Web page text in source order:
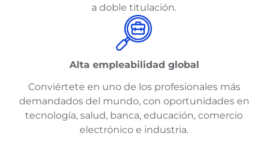
a doble titulación.
Alta empleabilidad global
Conviértete en uno de los profesionales más
demandados del mundo, con oportunidades en
tecnología, salud, banca, educación, comercio
electrónico e industria.